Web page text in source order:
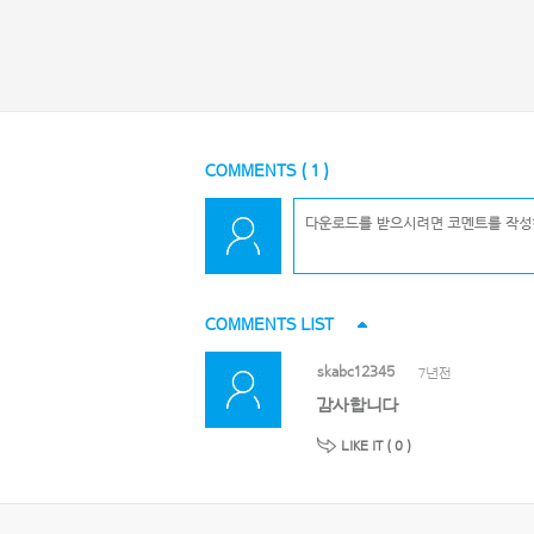
COMMENTS ( 1 )
COMMENTS LIST
skabc12345 7년전
감사합니다
LIKE IT ( 0 )